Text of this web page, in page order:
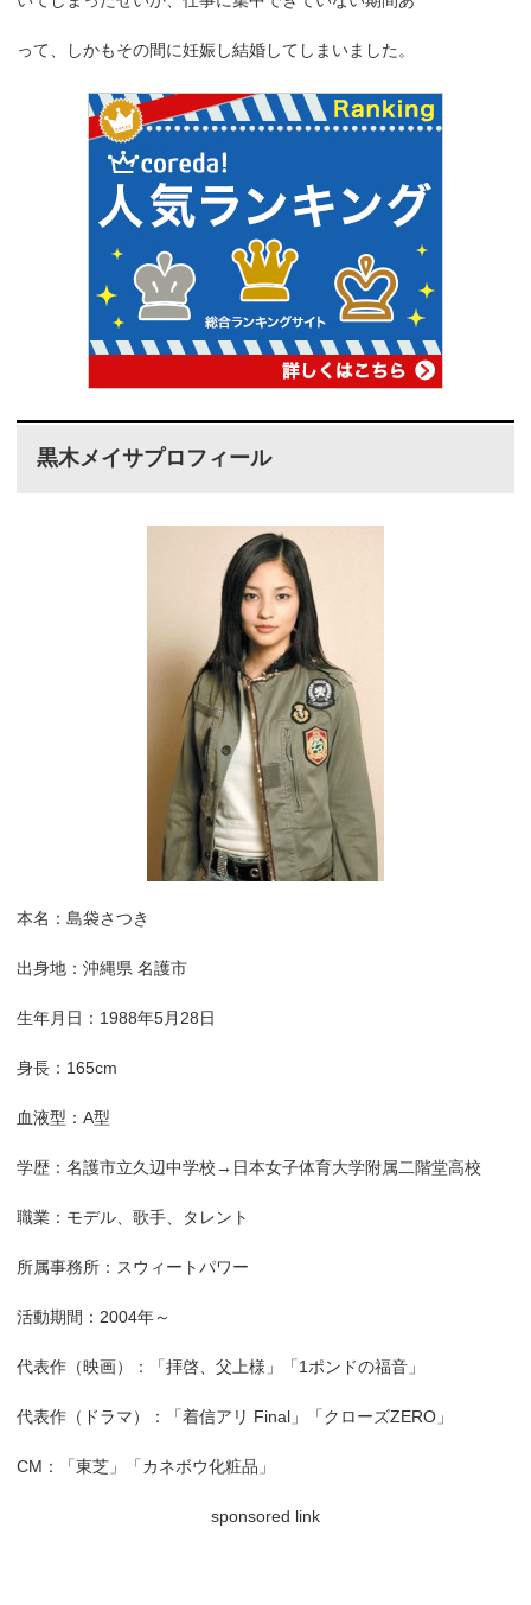
って、しかもその間に妊娠し結婚してしまいました。
黒木メイサプロフィール
本名：島袋さつき
出身地：沖縄県 名護市
生年月日：1988年5月28日
身長：165cm
血液型：A型
学歴：名護市立久辺中学校→日本女子体育大学附属二階堂高校
職業：モデル、歌手、タレント
所属事務所：スウィートパワー
活動期間：2004年～
代表作（映画）：「拝啓、父上様」「1ポンドの福音」
代表作（ドラマ）：「着信アリ Final」「クローズZERO」
CM：「東芝」「カネボウ化粧品」
sponsored link